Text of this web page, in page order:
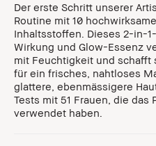
Der erste Schritt unserer
Routine mit 10
Inhaltsstoffen. Dieses 2-in-
Wirkung und Glow-Essenz
mit Feuchtigkeit und schafft
für ein frisches, nahtloses
glattere, ebenmässigere
Tests mit 51 Frauen, die das
verwendet haben.